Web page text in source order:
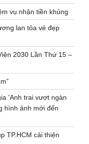
vụ nhận tiền khủng
lan tỏa vẻ đẹp
2030 Lần Thứ 15 –
'Anh trai vượt ngàn
hình ảnh mới đến
TP.HCM cải thiện